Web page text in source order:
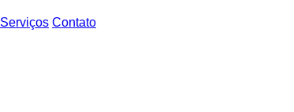
Serviços Contato